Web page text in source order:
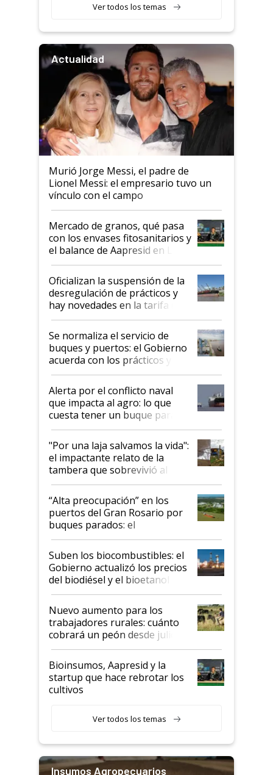
Ver todos los temas
Actualidad
Murió Jorge Messi, el padre de
Lionel Messi: el empresario tuvo un
vínculo con el campo
Mercado de granos, qué pasa
con los envases fitosanitarios y
el balance de Aapresid en La
Posta
Oficializan la suspensión de la
desregulación de prácticos y
hay novedades en la tarifa de
la hidrovía
Se normaliza el servicio de
buques y puertos: el Gobierno
acuerda con los prácticos y
suspende el decreto de
desregulación
Alerta por el conflicto naval
que impacta al agro: lo que
cuesta tener un buque parado
y el peligro de que Argentina
pase a ser "país sucio"
"Por una laja salvamos la vida":
el impactante relato de la
tambera que sobrevivió al
tornado
“Alta preocupación” en los
puertos del Gran Rosario por
buques parados: el
funcionamiento de las
exportadoras en tensión tras
la medida de fuerza de los
prácticos
Suben los biocombustibles: el
Gobierno actualizó los precios
del biodiésel y el bioetanol
Nuevo aumento para los
trabajadores rurales: cuánto
cobrará un peón desde julio
Bioinsumos, Aapresid y la
startup que hace rebrotar los
cultivos
Ver todos los temas
Insumos Agropecuarios